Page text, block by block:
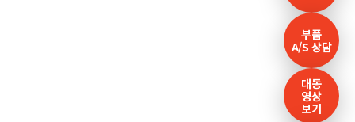
부품
A/S 상담
대동
영상
보기